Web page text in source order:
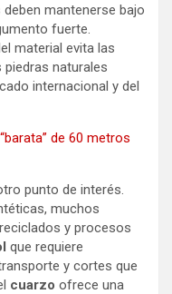
mantenerse bajo
fuerte.
material evita las
naturales
internacional y del
de 60 metros
punto de interés.
muchos
y procesos
que requiere
y cortes que
cuarzo ofrece una